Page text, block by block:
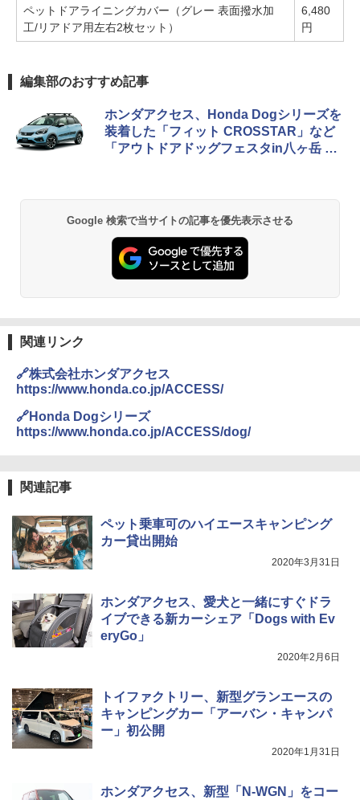
ペットドアライニングカバー（グレー 表面撥水加
工/リアドア用左右2枚セット）
6,480
円
編集部のおすすめ記事
ホンダアクセス、Honda Dogシリーズを
装着した「フィット CROSSTAR」など
「アウトドアドッグフェスタin八ヶ岳 20
Google 検索で当サイトの記事を優先表示させる
関連リンク
🔗株式会社ホンダアクセス
https://www.honda.co.jp/ACCESS/
🔗Honda Dogシリーズ
https://www.honda.co.jp/ACCESS/dog/
関連記事
ペット乗車可のハイエースキャンピング
カー貸出開始
2020年3月31日
ホンダアクセス、愛犬と一緒にすぐドラ
イブできる新カーシェア「Dogs with Ev
eryGo」
2020年2月6日
トイファクトリー、新型グランエースの
キャンピングカー「アーバン・キャンパ
ー」初公開
2020年1月31日
ホンダアクセス、新型「N-WGN」をコー